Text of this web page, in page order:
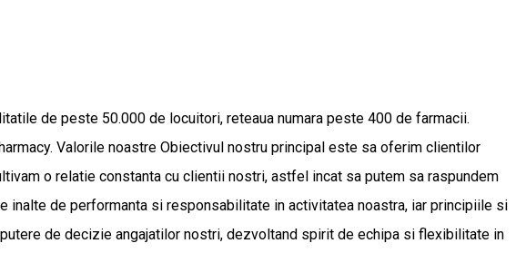
de peste 50.000 de locuitori, reteaua numara peste 400 de farmacii.
Valorile noastre Obiectivul nostru principal este sa oferim clientilor
o relatie constanta cu clientii nostri, astfel incat sa putem sa raspundem
inalte de performanta si responsabilitate in activitatea noastra, iar principiile si
de decizie angajatilor nostri, dezvoltand spirit de echipa si flexibilitate in